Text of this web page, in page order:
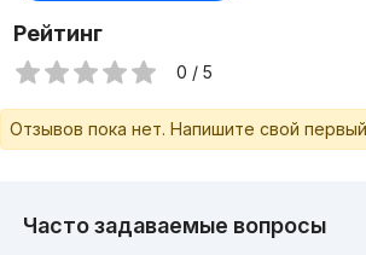
Рейтинг
0 / 5
Отзывов пока нет. Напишите свой
Часто задаваемые вопросы